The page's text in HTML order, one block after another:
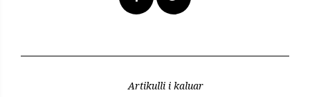
Artikulli i kaluar